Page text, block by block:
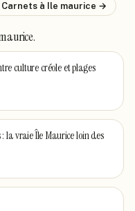
Carnets à Ile maurice →
.
culture créole et plages
la vraie Île Maurice loin des